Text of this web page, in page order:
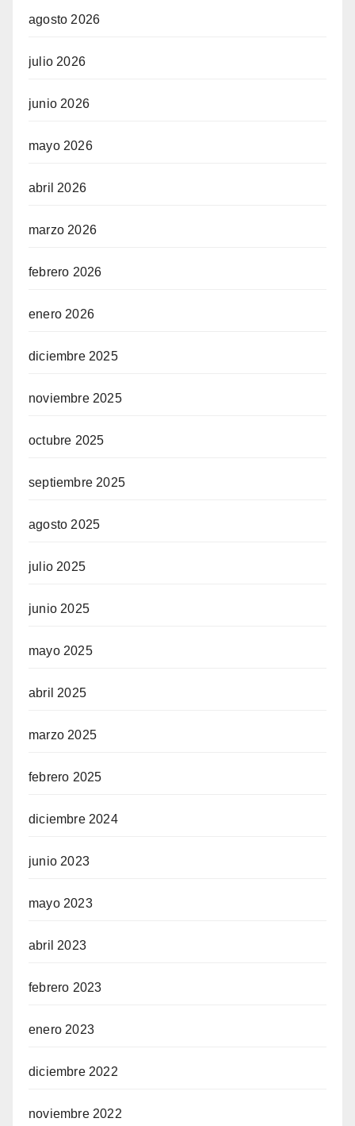
agosto 2026
julio 2026
junio 2026
mayo 2026
abril 2026
marzo 2026
febrero 2026
enero 2026
diciembre 2025
noviembre 2025
octubre 2025
septiembre 2025
agosto 2025
julio 2025
junio 2025
mayo 2025
abril 2025
marzo 2025
febrero 2025
diciembre 2024
junio 2023
mayo 2023
abril 2023
febrero 2023
enero 2023
diciembre 2022
noviembre 2022